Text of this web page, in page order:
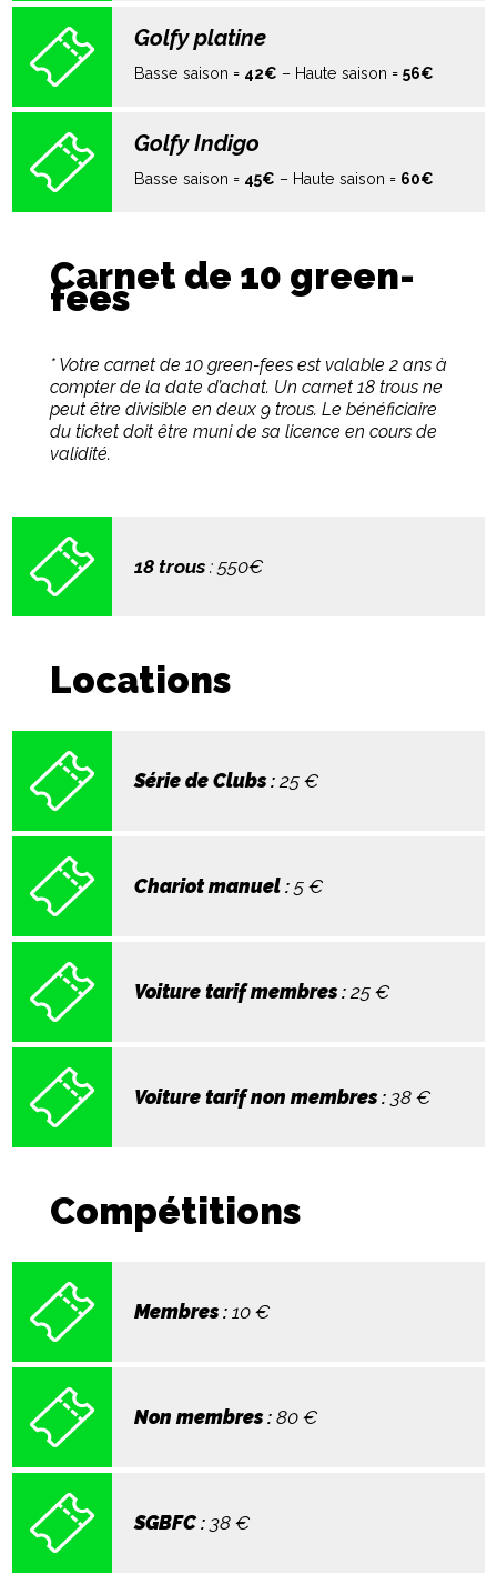
Golfy platine
Basse saison = 42€ – Haute saison =56€
Golfy Indigo
Basse saison = 45€ – Haute saison = 60€
Carnet de 10 green-
fees
* Votre carnet de 10 green-fees est valable 2 ans à
compter de la date d’achat. Un carnet 18 trous ne
peut être divisible en deux 9 trous. Le bénéficiaire
du ticket doit être muni de sa licence en cours de
validité.
18 trous : 550€
Locations
Série de Clubs:25€
Chariot manuel :5 €
Voiture tarif membres:25 €
Voiture tarif non membres:38 €
Compétitions
Membres:10 €
Non membres:80 €
SGBFC:38 €